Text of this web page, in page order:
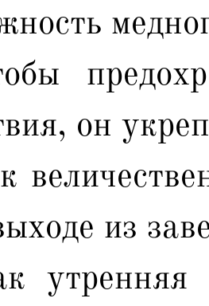
он
из
утренняя